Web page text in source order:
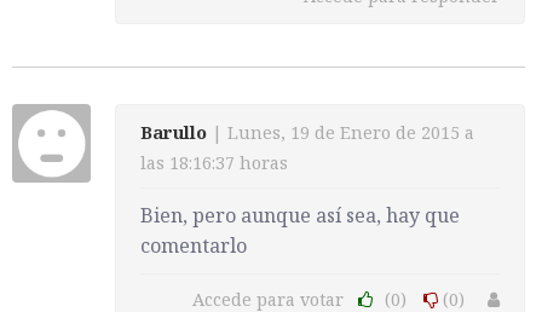
Barullo | Lunes, 19 de Enero de 2015 a
las 18:16:37 horas
Bien, pero aunque así sea, hay que
comentarlo
Accede para votar (0)
(0)